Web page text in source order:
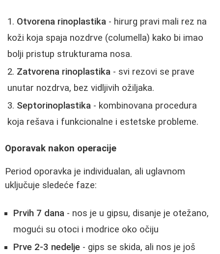
Otvorena rinoplastika - hirurg pravi mali rez na
koži koja spaja nozdrve (columella) kako bi imao
bolji pristup strukturama nosa.
Zatvorena rinoplastika - svi rezovi se prave
unutar nozdrva, bez vidljivih ožiljaka.
Septorinoplastika - kombinovana procedura
koja rešava i funkcionalne i estetske probleme.
Oporavak nakon operacije
Period oporavka je individualan, ali uglavnom
uključuje sledeće faze:
Prvih 7 dana - nos je u gipsu, disanje je otežano,
mogući su otoci i modrice oko očiju
Prve 2-3 nedelje - gips se skida, ali nos je još